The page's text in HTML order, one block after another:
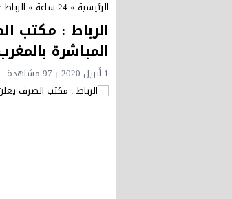
الرئيسية »24 ساعة »
الرباط : مكتب
المباشرة
1 أبريل 2020 97 مشاهدة